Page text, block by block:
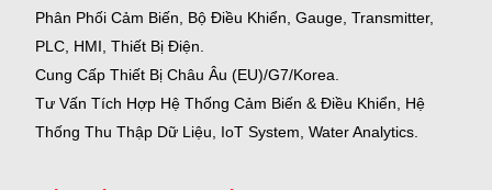
Phân Phối Cảm Biến, Bộ Điều Khiển, Gauge, Transmitter,
PLC, HMI, Thiết Bị Điện.
Cung Cấp Thiết Bị Châu Âu (EU)/G7/Korea.
Tư Vấn Tích Hợp Hệ Thống Cảm Biến & Điều Khiển, Hệ
Thống Thu Thập Dữ Liệu, IoT System, Water Analytics.